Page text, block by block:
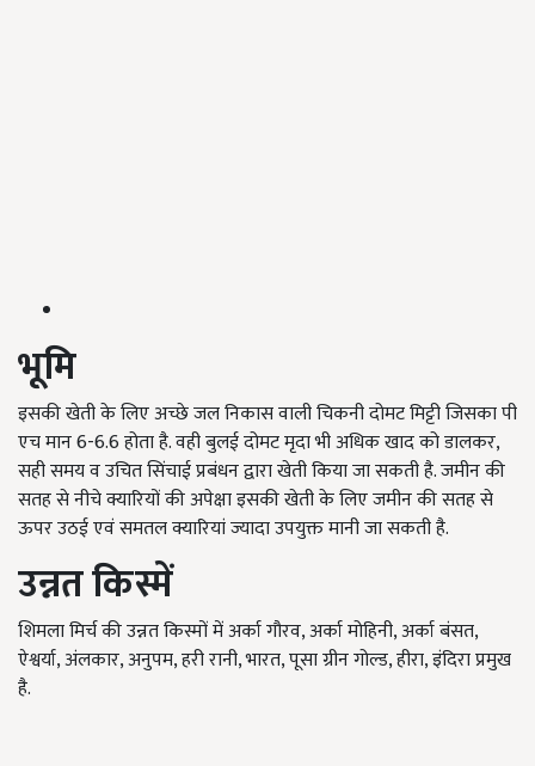
भूमि
इसकी खेती के लिए अच्छे जल निकास वाली चिकनी दोमट मिट्टी जिसका पी
एच मान 6-6.6 होता है. वही बुलई दोमट मृदा भी अधिक खाद को डालकर,
सही समय व उचित सिंचाई प्रबंधन द्वारा खेती किया जा सकती है. जमीन की
सतह से नीचे क्यारियों की अपेक्षा इसकी खेती के लिए जमीन की सतह से
ऊपर उठई एवं समतल क्यारियां ज्यादा उपयुक्त मानी जा सकती है.
उन्नत किस्में
शिमला मिर्च की उन्नत किस्मों में अर्का गौरव, अर्का मोहिनी, अर्का बंसत,
ऐश्वर्या, अंलकार, अनुपम, हरी रानी, भारत, पूसा ग्रीन गोल्ड, हीरा, इंदिरा प्रमुख
है.